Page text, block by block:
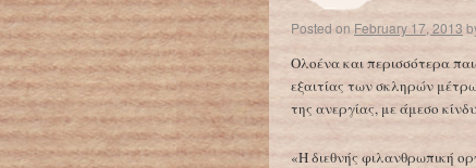
Posted on February 17, 2013
Ολοένα και περισσότερα
εξαιτίας των σκληρών
της ανεργίας, με άμεσο
«Η διεθνής φιλανθρωπική